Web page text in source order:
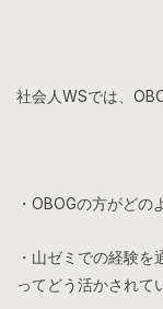
社会人WSでは、
・OBOGの方がど
・山ゼミでの経験を
ってどう活かされて